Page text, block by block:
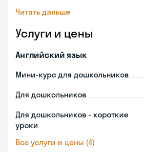
Читать дальше
Услуги и цены
Английский язык
Мини-курс для дошкольников
Для дошкольников
Для дошкольников - короткие
уроки
Все услуги и цены (4)